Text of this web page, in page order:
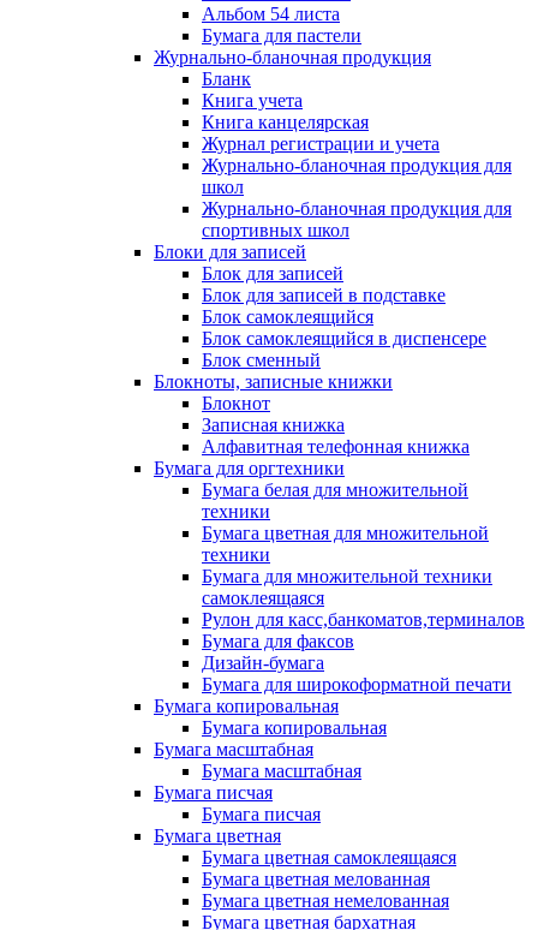
Альбом 54 листа
Бумага для пастели
Журнально-бланочная продукция
Бланк
Книга учета
Книга канцелярская
Журнал регистрации и учета
Журнально-бланочная продукция для
школ
Журнально-бланочная продукция для
спортивных школ
Блоки для записей
Блок для записей
Блок для записей в подставке
Блок самоклеящийся
Блок самоклеящийся в диспенсере
Блок сменный
Блокноты, записные книжки
Блокнот
Записная книжка
Алфавитная телефонная книжка
Бумага для оргтехники
Бумага белая для множительной
техники
Бумага цветная для множительной
техники
Бумага для множительной техники
самоклеящаяся
Рулон для касс,банкоматов,терминалов
Бумага для факсов
Дизайн-бумага
Бумага для широкоформатной печати
Бумага копировальная
Бумага копировальная
Бумага масштабная
Бумага масштабная
Бумага писчая
Бумага писчая
Бумага цветная
Бумага цветная самоклеящаяся
Бумага цветная мелованная
Бумага цветная немелованная
Бумага цветная бархатная